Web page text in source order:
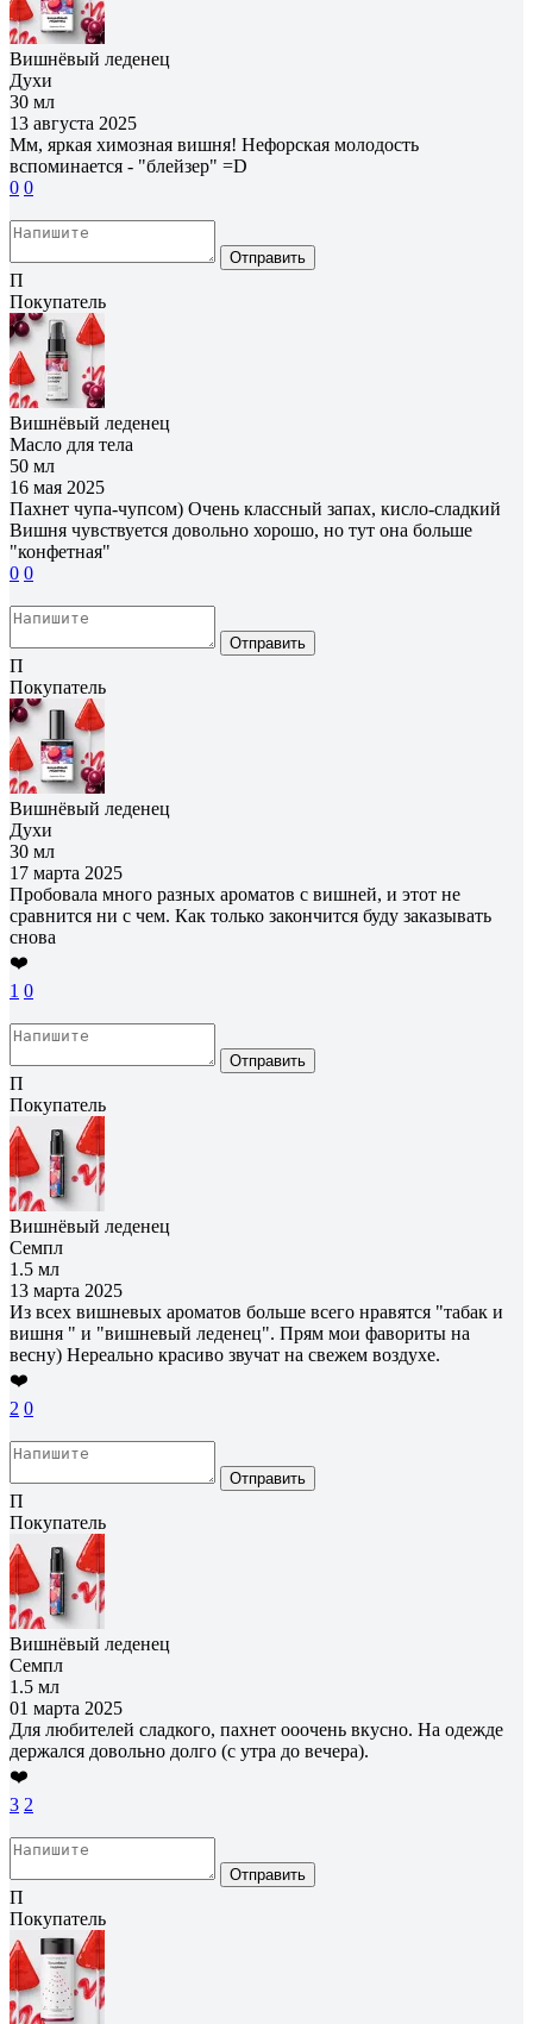
Вишнёвый леденец
Духи
30 мл
13 августа 2025
Мм, яркая химозная вишня! Нефорская молодость
вспоминается - "блейзер" =D
0 0
Отправить
П
Покупатель
Вишнёвый леденец
Масло для тела
50 мл
16 мая 2025
Пахнет чупа-чупсом) Очень классный запах, кисло-сладкий
Вишня чувствуется довольно хорошо, но тут она больше
"конфетная"
0 0
Отправить
П
Покупатель
Вишнёвый леденец
Духи
30 мл
17 марта 2025
Пробовала много разных ароматов с вишней, и этот не
сравнится ни с чем. Как только закончится буду заказывать
снова
❤️
1 0
Отправить
П
Покупатель
Вишнёвый леденец
Семпл
1.5 мл
13 марта 2025
Из всех вишневых ароматов больше всего нравятся "табак и
вишня " и "вишневый леденец". Прям мои фавориты на
весну) Нереально красиво звучат на свежем воздухе.
❤️
2 0
Отправить
П
Покупатель
Вишнёвый леденец
Семпл
1.5 мл
01 марта 2025
Для любителей сладкого, пахнет ооочень вкусно. На одежде
держался довольно долго (с утра до вечера).
❤️
3 2
Отправить
П
Покупатель